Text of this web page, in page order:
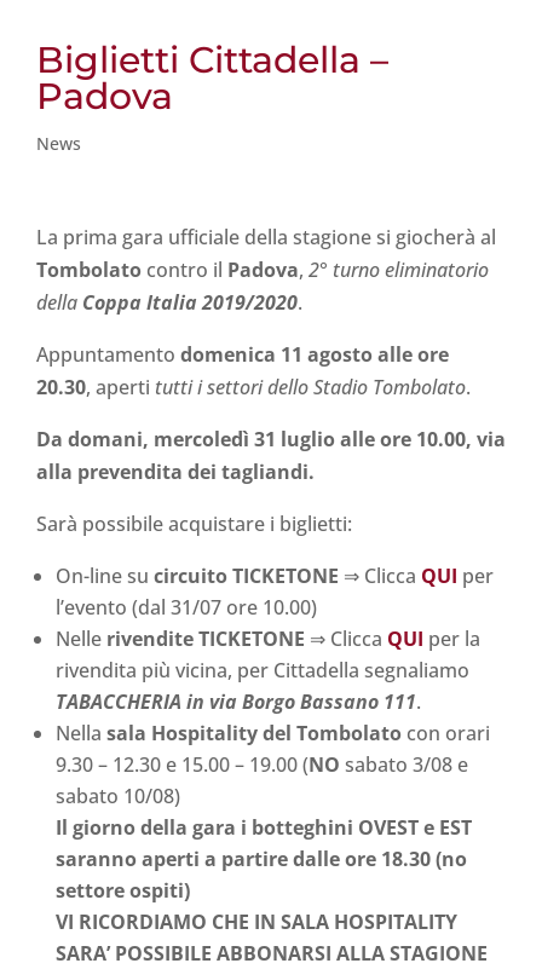
Biglietti Cittadella –
Padova
News
La prima gara ufficiale della stagione si giocherà al
Tombolato contro il Padova, 2° turno eliminatorio
della Coppa Italia 2019/2020.
Appuntamento domenica 11 agosto alle ore
20.30, aperti tutti i settori dello Stadio Tombolato.
Da domani, mercoledì 31 luglio alle ore 10.00, via
alla prevendita dei tagliandi.
Sarà possibile acquistare i biglietti:
On-line su circuito TICKETONE ⇒ Clicca QUI per
l’evento (dal 31/07 ore 10.00)
Nelle rivendite TICKETONE ⇒ Clicca QUI per la
rivendita più vicina, per Cittadella segnaliamo
TABACCHERIA in via Borgo Bassano 111.
Nella sala Hospitality del Tombolato con orari
9.30 – 12.30 e 15.00 – 19.00 (NO sabato 3/08 e
sabato 10/08)
Il giorno della gara i botteghini OVEST e EST
saranno aperti a partire dalle ore 18.30 (no
settore ospiti)
VI RICORDIAMO CHE IN SALA HOSPITALITY
SARA’ POSSIBILE ABBONARSI ALLA STAGIONE